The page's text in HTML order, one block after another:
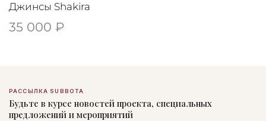
Джинсы Shakira
35 000 ₽
РАССЫЛКА SUBBOTA
Будьте в курсе новостей проекта, специальных
предложений и мероприятий